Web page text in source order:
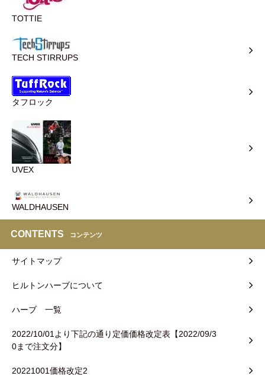
TOTTIE
TECH STIRRUPS
タフロック
UVEX
WALDHAUSEN
CONTENTS コンテンツ
サイトマップ
ヒルトンハーブについて
ハーブ 一覧
2022/10/01より下記の通り定価価格改定表【2022/09/3
0まで注文分】
20221001価格改定2